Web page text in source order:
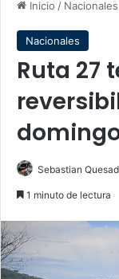
Inicio / Nacionales
Nacionales
Ruta 27
Sebastian
1 minuto de lectura